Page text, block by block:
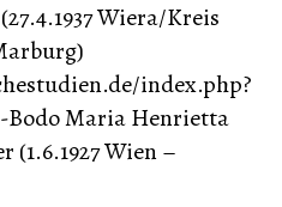
Wiera/Kreis
index.php?
Maria Henrietta
(1.6.1927 Wien –